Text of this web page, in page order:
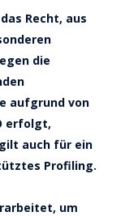
Recht, aus
die
aufgrund von
erfolgt,
auch für ein
Profiling.
um